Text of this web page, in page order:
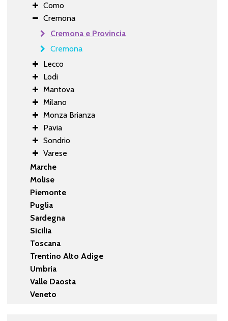
Como
Cremona
Cremona e Provincia
Cremona
Lecco
Lodi
Mantova
Milano
Monza Brianza
Pavia
Sondrio
Varese
Marche
Molise
Piemonte
Puglia
Sardegna
Sicilia
Toscana
Trentino Alto Adige
Umbria
Valle Daosta
Veneto